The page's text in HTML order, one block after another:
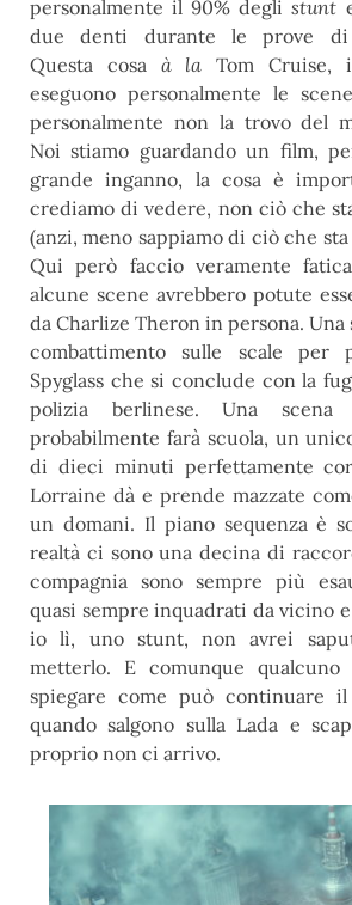
personalmente il 90% deglistunt
due denti durante le prove di
Questa cosa à la Tom
eseguono personalmente le
personalmente non la trovo del
Noi stiamo guardando un film,
grande inganno, la cosa è
crediamo di vedere, non ciò che
(anzi, meno sappiamo di ciò che
Qui però faccio veramente
alcune scene avrebbero potute
da Charlize Theron in persona.
combattimento sulle scale per
Spyglass che si conclude con la
polizia berlinese. Una scena
probabilmente farà scuola, un
di dieci minuti perfettamente
Lorraine dà e prende mazzate
un domani. Il piano sequenza è
realtà ci sono una decina di
compagnia sono sempre più
quasi sempre inquadrati da vicino
io lì, uno stunt, non avrei
metterlo. E comunque
spiegare come può continuare il
quando salgono sulla Lada e
proprio non ci arrivo.